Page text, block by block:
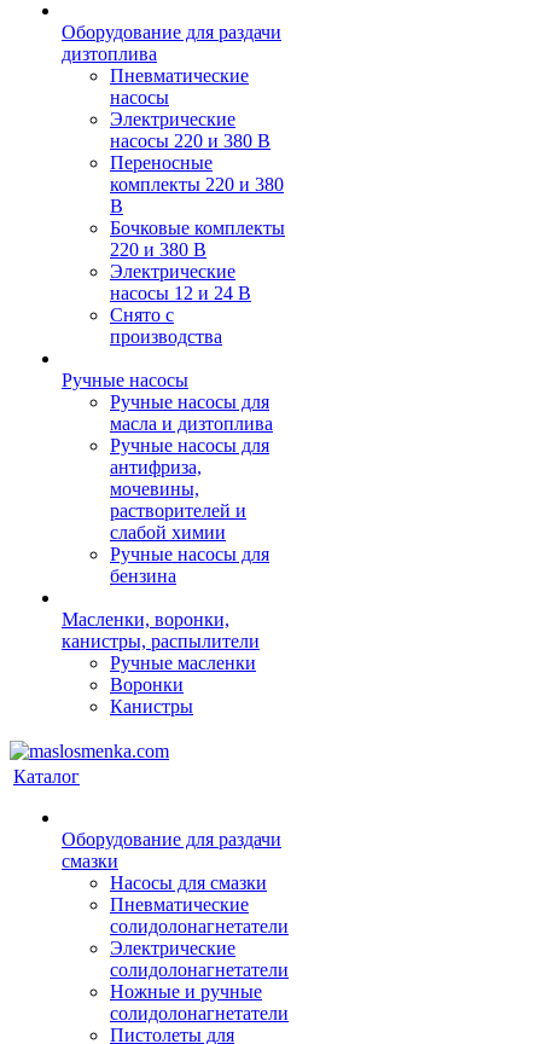
Оборудование для раздачи
дизтоплива
Пневматические
насосы
Электрические
насосы 220 и 380 В
Переносные
комплекты 220 и 380
В
Бочковые комплекты
220 и 380 В
Электрические
насосы 12 и 24 В
Снято с
производства
Ручные насосы
Ручные насосы для
масла и дизтоплива
Ручные насосы для
антифриза,
мочевины,
растворителей и
слабой химии
Ручные насосы для
бензина
Масленки, воронки,
канистры, распылители
Ручные масленки
Воронки
Канистры
Каталог
Оборудование для раздачи
смазки
Насосы для смазки
Пневматические
солидолонагнетатели
Электрические
солидолонагнетатели
Ножные и ручные
солидолонагнетатели
Пистолеты для